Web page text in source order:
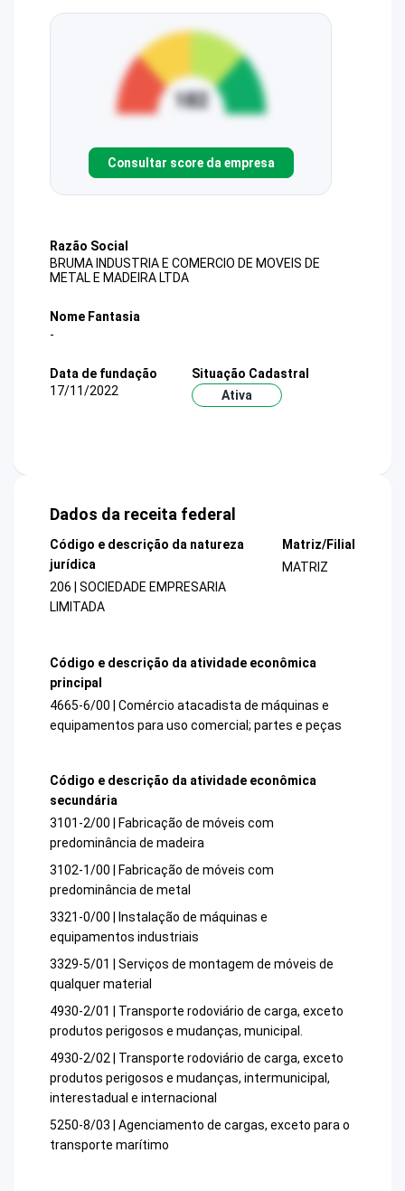
Consultar score da empresa
Razão Social
BRUMA INDUSTRIA E COMERCIO DE MOVEIS DE
METAL E MADEIRA LTDA
Nome Fantasia
-
Data de fundação
17/11/2022
Situação Cadastral
Ativa
Dados da receita federal
Código e descrição da natureza
jurídica
206 | SOCIEDADE EMPRESARIA
LIMITADA
Matriz/Filial
MATRIZ
Código e descrição da atividade econômica
principal
4665-6/00 | Comércio atacadista de máquinas e
equipamentos para uso comercial; partes e peças
Código e descrição da atividade econômica
secundária
3101-2/00 | Fabricação de móveis com
predominância de madeira
3102-1/00 | Fabricação de móveis com
predominância de metal
3321-0/00 | Instalação de máquinas e
equipamentos industriais
3329-5/01 | Serviços de montagem de móveis de
qualquer material
4930-2/01 | Transporte rodoviário de carga, exceto
produtos perigosos e mudanças, municipal.
4930-2/02 | Transporte rodoviário de carga, exceto
produtos perigosos e mudanças, intermunicipal,
interestadual e internacional
5250-8/03 | Agenciamento de cargas, exceto para o
transporte marítimo